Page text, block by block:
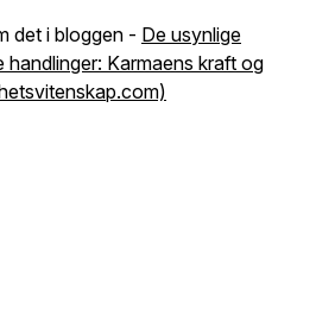
det i bloggen - De usynlige
handlinger: Karmaens kraft og